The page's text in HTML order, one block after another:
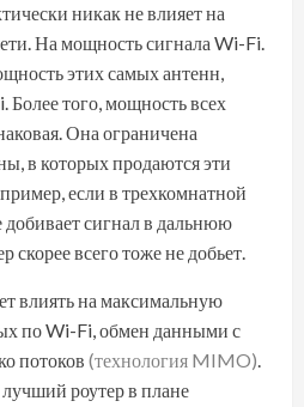
никак не влияет на
На мощность сигнала Wi-Fi.
этих самых антенн,
Более того, мощность всех
Она ограничена
в которых продаются эти
если в трехкомнатной
добивает сигнал в дальнюю
скорее всего тоже не добьет.
влиять на максимальную
по Wi-Fi, обмен данными с
потоков (технология MIMO).
роутер в плане